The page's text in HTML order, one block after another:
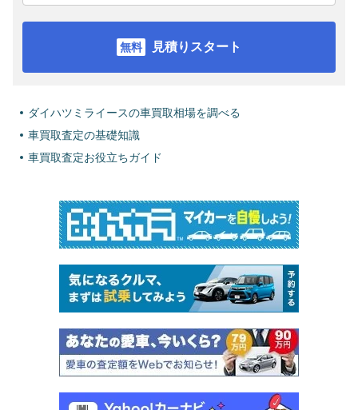
見積りスタート
ダイハツミライースの車買取相場を調べる
車買取査定の基礎知識
車買取査定お役立ちガイド